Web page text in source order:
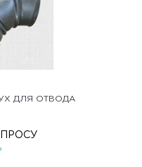
ДЛЯ ОТВОДА